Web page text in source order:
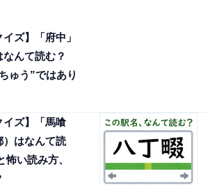
イズ】「府中」
なんて読む？
ゅう”ではあり
イズ】「馬喰
）はなんて読
怖い読み方、